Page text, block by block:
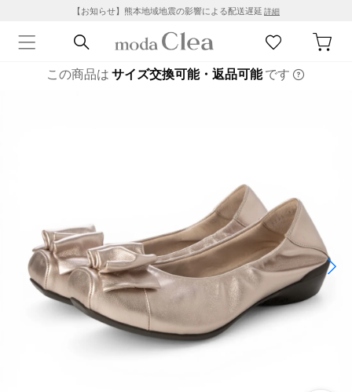
【お知らせ】熊本地域地震の影響による配送遅延 詳細
この商品は サイズ交換可能・返品可能です